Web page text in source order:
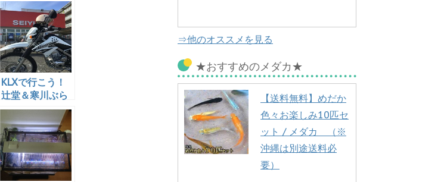
KLXで行こう！
辻堂＆寒川ぶら
りプチツー
⇒他のオススメを見る
★おすすめのメダカ★
【送料無料】めだか
色々お楽しみ10匹セ
ット / メダカ （※
沖縄は別途送料必
要）